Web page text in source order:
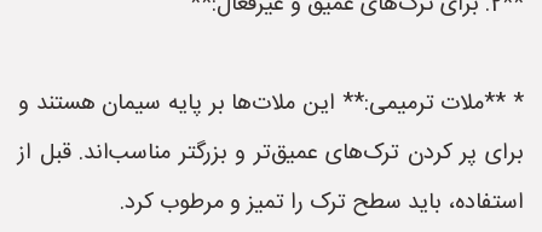
* **ملات ترمیمی:** این ملات‌ها بر پایه سیمان هستند و
برای پر کردن ترک‌های عمیق‌تر و بزرگتر مناسب‌اند. قبل از
استفاده، باید سطح ترک را تمیز و مرطوب کرد.